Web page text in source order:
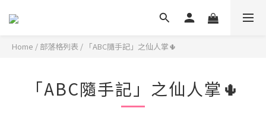
Home / 部落格列表 / 「ABC隨手記」之仙人掌🌵
「ABC隨手記」之仙人掌🌵